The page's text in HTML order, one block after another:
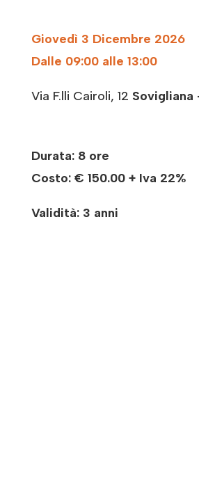
Giovedì 3 Dicembre 2026
Dalle 09:00 alle 13:00
Via F.lli Cairoli, 12
Durata: 8 ore
Costo: € 150.00 + Iva 22%
Validità: 3 anni